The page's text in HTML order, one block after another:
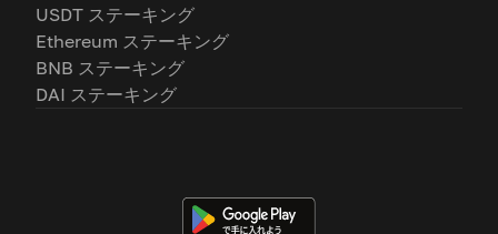
USDT ステーキング
Ethereum ステーキング
BNB ステーキング
DAI ステーキング